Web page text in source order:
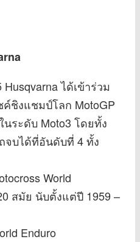
ได้เข้าร่วม
ชิงแชมป์โลก MotoGP
ระดับ Moto3 โดยทั้ง
จบได้ที่อันดับที่ 4 ทั้ง
World
สมัย นับตั้งแต่ปี 1959 –
Enduro